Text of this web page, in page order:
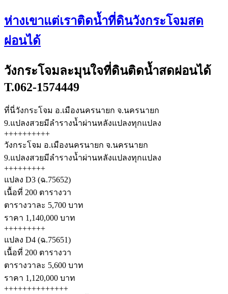
ห่างเขาแต่เราติดน้ำที่ดินวังกระโจมสด
ผ่อนได้
วังกระโจมละมุนใจที่ดินติดน้ำสดผ่อนได้
T.062-1574449
ที่นี่วังกระโจม อ.เมืองนครนายก จ.นครนายก
9.แปลงสวยมีลำรางน้ำผ่านหลังแปลงทุกแปลง
++++++++++
วังกระโจม อ.เมืองนครนายก จ.นครนายก
9.แปลงสวยมีลำรางน้ำผ่านหลังแปลงทุกแปลง
+++++++++
แปลง D3 (ฉ.75652)
เนื้อที่ 200 ตารางวา
ตารางวาละ 5,700 บาท
ราคา 1,140,000 บาท
+++++++++
แปลง D4 (ฉ.75651)
เนื้อที่ 200 ตารางวา
ตารางวาละ 5,600 บาท
ราคา 1,120,000 บาท
++++++++++++++